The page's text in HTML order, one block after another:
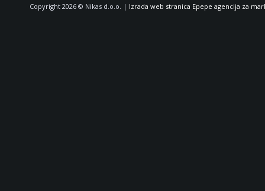
Copyright 2026 © Nikas d.o.o. | Izrada web stranica Epepe agencija za